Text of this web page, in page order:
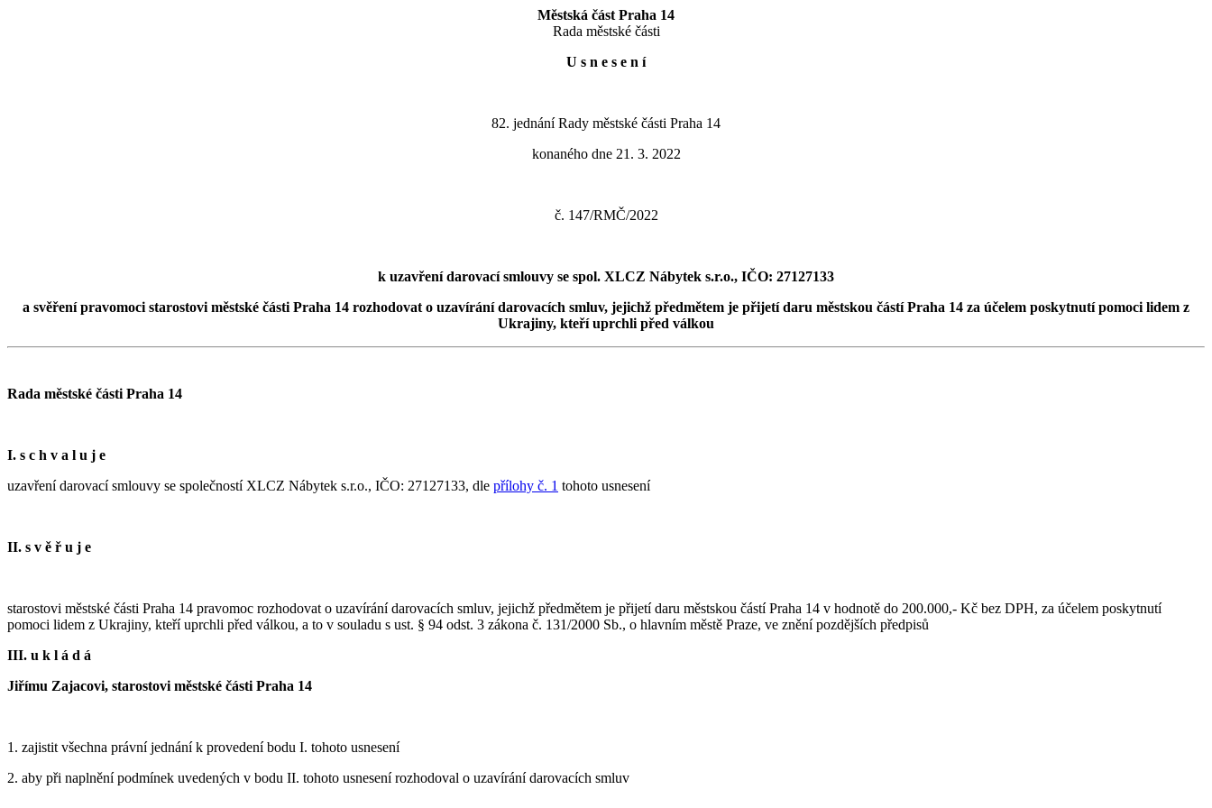
Městská část Praha 14
Rada městské části
U s n e s e n í
82. jednání Rady městské části Praha 14
konaného dne 21. 3. 2022
č. 147/RMČ/2022
k uzavření darovací smlouvy se spol. XLCZ Nábytek s.r.o., IČO: 27127133
a svěření pravomoci starostovi městské části Praha 14 rozhodovat o uzavírání darovacích smluv, jejichž předmětem je přijetí daru městskou částí Praha 14 za účelem poskytnutí pomoci lidem z
Ukrajiny, kteří uprchli před válkou
Rada městské části Praha 14
I. s c h v a l u j e
uzavření darovací smlouvy se společností XLCZ Nábytek s.r.o., IČO: 27127133, dle přílohy č. 1 tohoto usnesení
II. s v ě ř u j e
starostovi městské části Praha 14 pravomoc rozhodovat o uzavírání darovacích smluv, jejichž předmětem je přijetí daru městskou částí Praha 14 v hodnotě do 200.000,- Kč bez DPH, za účelem poskytnutí
pomoci lidem z Ukrajiny, kteří uprchli před válkou, a to v souladu s ust. § 94 odst. 3 zákona č. 131/2000 Sb., o hlavním městě Praze, ve znění pozdějších předpisů
III. u k l á d á
Jiřímu Zajacovi, starostovi městské části Praha 14
1. zajistit všechna právní jednání k provedení bodu I. tohoto usnesení
2. aby při naplnění podmínek uvedených v bodu II. tohoto usnesení rozhodoval o uzavírání darovacích smluv